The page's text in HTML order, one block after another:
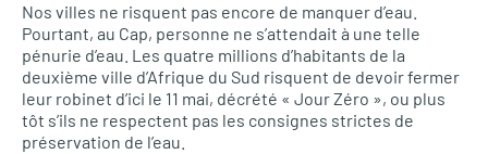
Nos villes ne risquent pas encore de manquer d’eau.
Pourtant, au Cap, personne ne s’attendait à une telle
pénurie d’eau. Les quatre millions d’habitants de la
deuxième ville d’Afrique du Sud risquent de devoir fermer
leur robinet d’ici le 11 mai, décrété « Jour Zéro », ou plus
tôt s’ils ne respectent pas les consignes strictes de
préservation de l’eau.